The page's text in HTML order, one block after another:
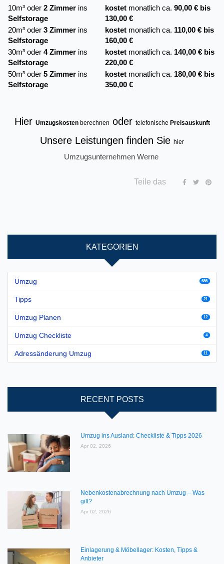
10m³ oder 2 Zimmer ins
Selfstorage
kostet monatlich ca. 90,00 € bis
130,00 €
20m³ oder 3 Zimmer ins
Selfstorage
kostet monatlich ca. 110,00 € bis
160,00 €
30m³ oder 4 Zimmer ins
Selfstorage
kostet monatlich ca. 140,00 € bis
220,00 €
50m³ oder 5 Zimmer ins
Selfstorage
kostet monatlich ca. 180,00 € bis
350,00 €
Hier Umzugskostenberechnen oder telefonische Preisauskunft
Unsere Leistungen finden Sie hier
Umzugsunternehmen Werne
Teile das
KATEGORIEN
Umzug 686
Tipps 21
Umzug Planen 12
Umzug Checkliste 4
Adressänderung Umzug 11
RECENT POSTS
Umzug ins Ausland: Checkliste & Tipps 2026
Apr 02, 2026
Nebenkostenabrechnung nach Umzug – Was
gilt?
Apr 02, 2026
Einlagerung & Möbellager: Kosten, Tipps &
Anbieter